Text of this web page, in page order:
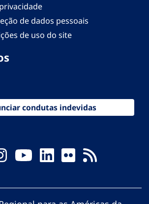
de dados pessoais
de uso do site
condutas indevidas